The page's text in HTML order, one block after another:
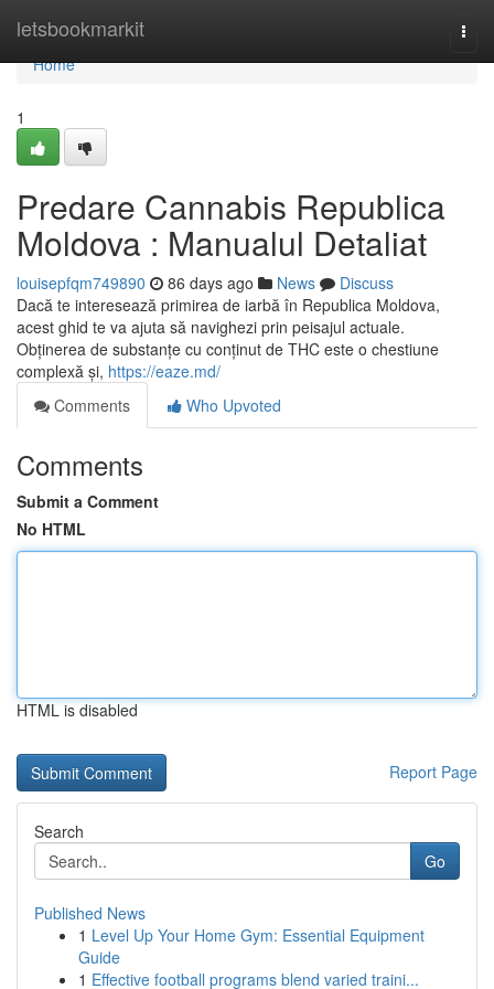
letsbookmarkit
Home
Home
1
Predare Cannabis Republica
Moldova : Manualul Detaliat
louisepfqm749890 86 days ago News
Discuss
Dacă te interesează primirea de iarbă în Republica Moldova,
acest ghid te va ajuta să navighezi prin peisajul actuale.
Obținerea de substanțe cu conținut de THC este o chestiune
complexă și, https://eaze.md/
Comments
Who Upvoted
Comments
Submit a Comment
No HTML
HTML is disabled
Report Page
Search
Go
Published News
1 Level Up Your Home Gym: Essential Equipment
Guide
1 Effective football programs blend varied traini...